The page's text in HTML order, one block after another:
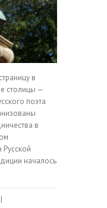
в
столицы —
поэта
в
началось
|